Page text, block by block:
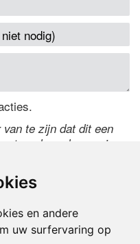
en andere
uw surfervaring op
te zijn dat dit een
code over in